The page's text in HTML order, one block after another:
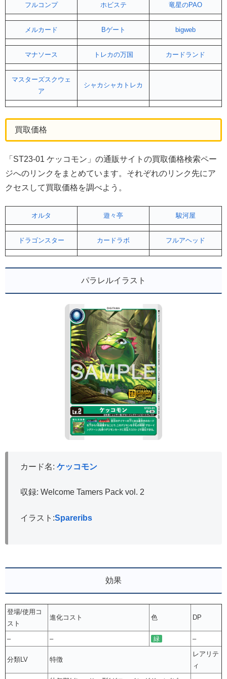
フルコンプ ホビステ 竜星のPAO
メルカード Bゲート bigweb
マナソース トレカの万国 カードランド
マスターズスクウェ
ア
シャカシャカトレカ
買取価格
「ST23-01 ケッコモン」の通販サイトの買取価格検索ペー
ジへのリンクをまとめています。それぞれのリンク先にア
クセスして買取価格を調べよう。
オルタ 遊々亭 駿河屋
ドラゴンスター カードラボ フルアヘッド
パラレルイラスト
カード名: ケッコモン
収録: Welcome Tamers Pack vol. 2
イラスト:Spareribs
効果
登場/使用コ
スト
進化コスト 色 DP
– – 緑 –
分類LV 特徴
レアリテ
ィ